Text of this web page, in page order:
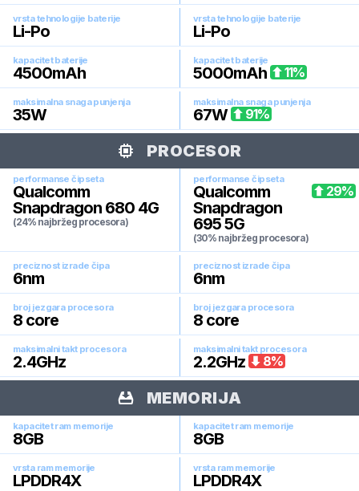
vrsta tehnologije baterije
Li-Po
vrsta tehnologije baterije
Li-Po
kapacitet baterije
4500mAh
kapacitet baterije
5000mAh 11%
maksimalna snaga punjenja
35W
maksimalna snaga punjenja
67W 91%
PROCESOR
performanse čipseta
Qualcomm
Snapdragon 680 4G
(24% najbržeg procesora)
performanse čipseta
Qualcomm
Snapdragon
695 5G
(30% najbržeg procesora)
29%
preciznost izrade čipa
6nm
preciznost izrade čipa
6nm
broj jezgara procesora
8 core
broj jezgara procesora
8 core
maksimalni takt procesora
2.4GHz
maksimalni takt procesora
2.2GHz 8%
MEMORIJA
kapacitet ram memorije
8GB
kapacitet ram memorije
8GB
vrsta ram memorije
LPDDR4X
vrsta ram memorije
LPDDR4X